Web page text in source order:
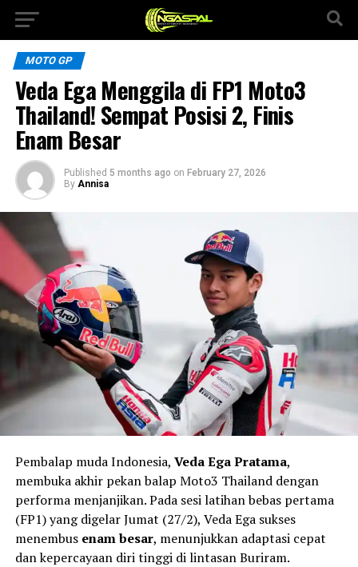
MOTO GP
Veda Ega Menggila di FP1 Moto3
Thailand! Sempat Posisi 2, Finis
Enam Besar
Published 5 months ago on February 27, 2026
By Annisa
Pembalap muda Indonesia, Veda Ega Pratama,
membuka akhir pekan balap Moto3 Thailand dengan
performa menjanjikan. Pada sesi latihan bebas pertama
(FP1) yang digelar Jumat (27/2), Veda Ega sukses
menembus enam besar, menunjukkan adaptasi cepat
dan kepercayaan diri tinggi di lintasan Buriram.